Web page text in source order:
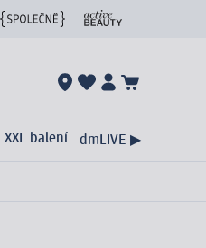
XXL balení dmLIVE ▶